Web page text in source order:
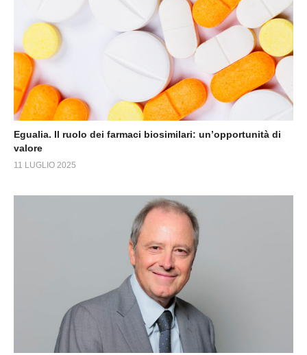
Egualia. Il ruolo dei farmaci biosimilari: un’opportunità di
valore
11 LUGLIO 2025